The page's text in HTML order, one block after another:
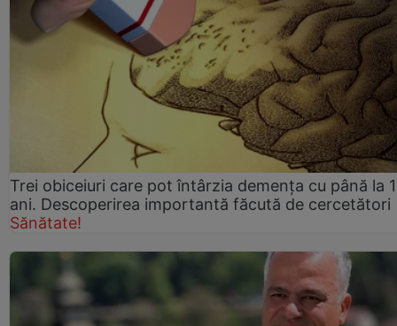
Trei obiceiuri care pot întârzia demența cu până la
ani. Descoperirea importantă făcută de cercetători
Sănătate!